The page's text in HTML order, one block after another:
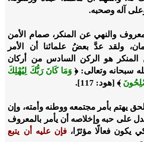
آله وصحبه.
والنهي عن المنكر، صمام الأمن
ولقد عدَّ بعضُ علمائنا أن الأمر
المنكر هو الركن السادس من أركان
سبحانه وتعالى: ﴿وَمَا كَانَ رَبُّكَ لِيُهْلِكَ
﴾ [هود: 117].
يهتم بأمر مجتمعه ووطنه وأمته، وإن
على حبه وإخلاصه أن يأمر بالمعروف
يكون فعالًا مؤثرًا،فإن عليه أن يتبع